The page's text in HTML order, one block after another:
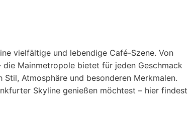
vielfältige und lebendige Café-Szene. Von
Mainmetropole bietet für jeden Geschmack
Atmosphäre und besonderen Merkmalen.
Skyline genießen möchtest – hier findest